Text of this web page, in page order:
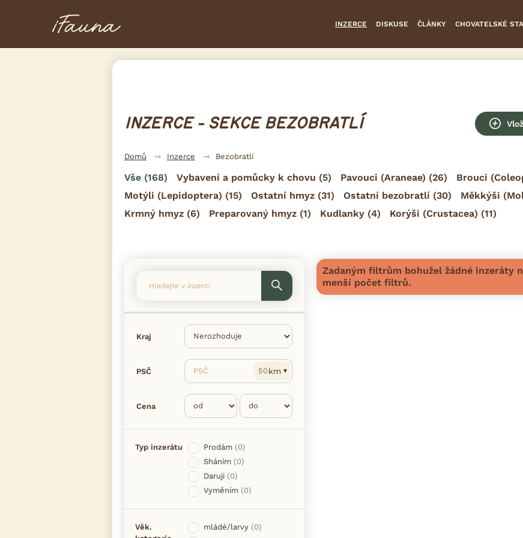
INZERCE DISKUSE ČLÁNKY CHOVATELSKÉ
INZERCE - SEKCE BEZOBRATLÍ
Domů Inzerce Bezobratlí
Vše (168) Vybavení a pomůcky k chovu (5) Pavouci (Araneae) (26) Brouci
Motýli (Lepidoptera) (15) Ostatní hmyz (31) Ostatní bezobratlí (30) Měkkýši
Krmný hmyz (6) Preparovaný hmyz (1) Kudlanky (4) Korýši (Crustacea) (11)
Kraj
PSČ PSČ km
Cena
Typ inzerátu Prodám (0)
Sháním (0)
Daruji (0)
Vyměním (0)
Věk.
mládé/larvy (0)
Zadaným filtrům bohužel žádné inzeráty
menší počet filtrů.